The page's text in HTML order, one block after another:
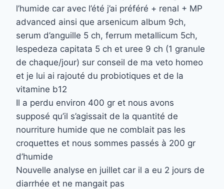
l’humide car avec l’été j’ai préféré + renal + MP
advanced ainsi que arsenicum album 9ch,
serum d’anguille 5 ch, ferrum metallicum 5ch,
lespedeza capitata 5 ch et uree 9 ch (1 granule
de chaque/jour) sur conseil de ma veto homeo
et je lui ai rajouté du probiotiques et de la
vitamine b12
Il a perdu environ 400 gr et nous avons
supposé qu’il s’agissait de la quantité de
nourriture humide que ne comblait pas les
croquettes et nous sommes passés à 200 gr
d’humide
Nouvelle analyse en juillet car il a eu 2 jours de
diarrhée et ne mangait pas